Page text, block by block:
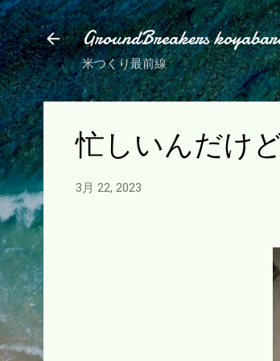
GroundBreakers
米つくり最前線
忙しいんだけ
3月 22, 2023